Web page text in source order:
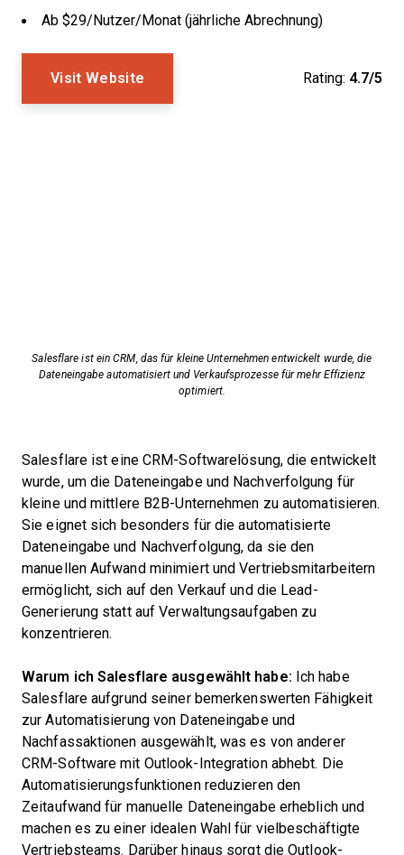
Ab $29/Nutzer/Monat (jährliche Abrechnung)
Visit Website Rating: 4.7/5
Salesflare ist ein CRM, das für kleine Unternehmen entwickelt wurde, die
Dateneingabe automatisiert und Verkaufsprozesse für mehr Effizienz
optimiert.
Salesflare ist eine CRM-Softwarelösung, die entwickelt
wurde, um die Dateneingabe und Nachverfolgung für
kleine und mittlere B2B-Unternehmen zu automatisieren.
Sie eignet sich besonders für die automatisierte
Dateneingabe und Nachverfolgung, da sie den
manuellen Aufwand minimiert und Vertriebsmitarbeitern
ermöglicht, sich auf den Verkauf und die Lead-
Generierung statt auf Verwaltungsaufgaben zu
konzentrieren.
Warum ich Salesflare ausgewählt habe: Ich habe
Salesflare aufgrund seiner bemerkenswerten Fähigkeit
zur Automatisierung von Dateneingabe und
Nachfassaktionen ausgewählt, was es von anderer
CRM-Software mit Outlook-Integration abhebt. Die
Automatisierungsfunktionen reduzieren den
Zeitaufwand für manuelle Dateneingabe erheblich und
machen es zu einer idealen Wahl für vielbeschäftigte
Vertriebsteams. Darüber hinaus sorgt die Outlook-